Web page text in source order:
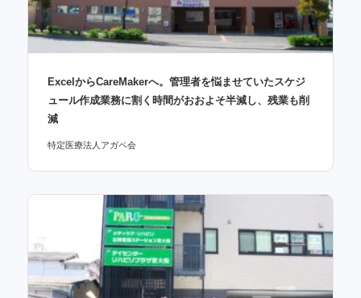
ExcelからCareMakerへ。管理者を悩ませていたスケジ
ュール作成業務に割く時間がおおよそ半減し、残業も削
減
特定医療法人アガペ会